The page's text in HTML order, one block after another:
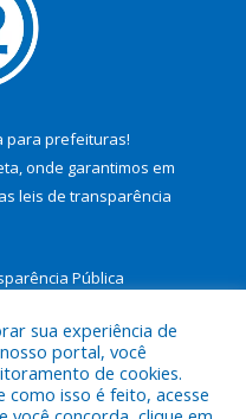
para prefeituras!
onde garantimos em
leis de transparência
Pública
Municipal de São
sua experiência de
portal, você
de cookies.
como isso é feito, acesse